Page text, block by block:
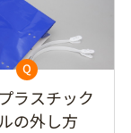
ラスチック
の外し方